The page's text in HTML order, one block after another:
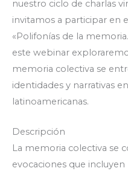
nuestro ciclo de charlas
invitamos a participar en
«Polifonías de la
este webinar
memoria colectiva se
identidades y narrativas
latinoamericanas.
Descripción
La memoria colectiva se
evocaciones que incluyen